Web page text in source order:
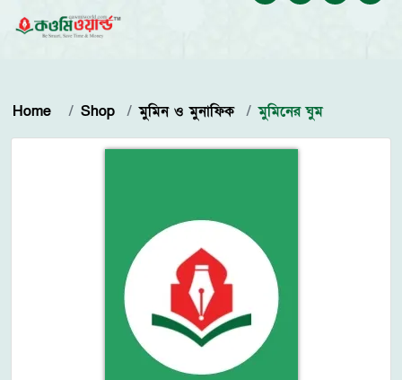
Home Shop মুমিন ও মুনাফিক মুমিনের ঘুম